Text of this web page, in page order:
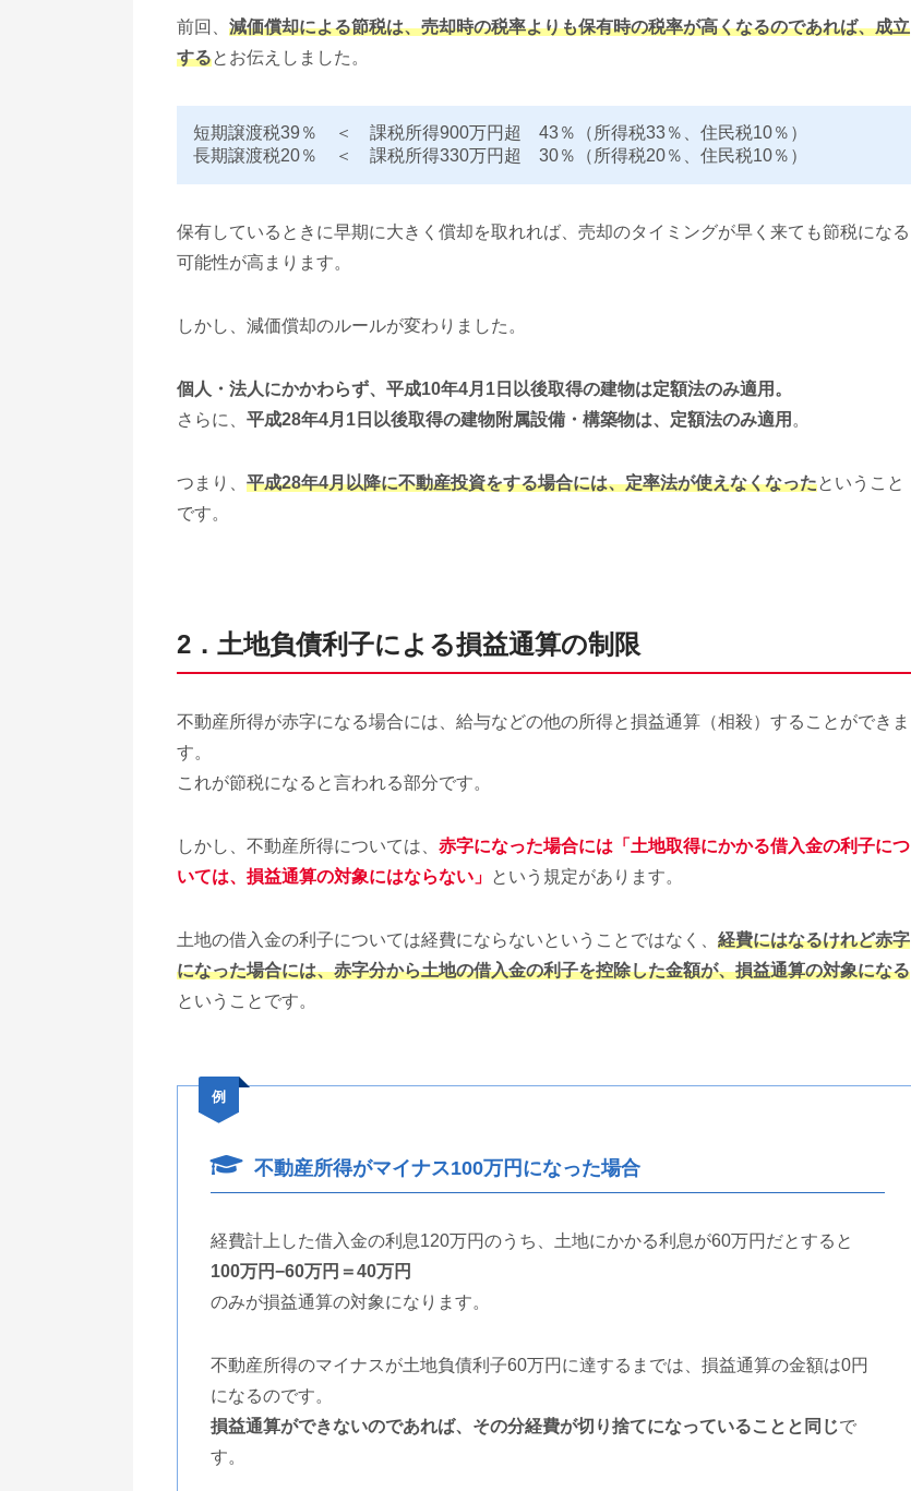
前回、 減価償却による節税は、売却時の税率よりも保有時の税率が高くなるのであれば、成立
するとお伝えしました。
短期譲渡税39％ ＜ 課税所得900万円超 43％（所得税33％、住民税10％）
長期譲渡税20％ ＜ 課税所得330万円超 30％（所得税20％、住民税10％）
保有しているときに早期に大きく償却を取れれば、売却のタイミングが早く来ても節税になる
可能性が高まります。
しかし、減価償却のルールが変わりました。
個人・法人にかかわらず、平成10年4月1日以後取得の建物は定額法のみ適用。
さらに、 平成28年4月1日以後取得の建物附属設備・構築物は、定額法のみ適用 。
つまり、 平成28年4月以降に不動産投資をする場合には、定率法が使えなくなったということ
です。
2．土地負債利子による損益通算の制限
不動産所得が赤字になる場合には、給与などの他の所得と損益通算（相殺）することができま
す。
これが節税になると言われる部分です。
しかし、不動産所得については、 赤字になった場合には「土地取得にかかる借入金の利子につ
いては、損益通算の対象にはならない」 という規定があります。
土地の借入金の利子については経費にならないということではなく、 経費にはなるけれど赤字
になった場合には、赤字分から土地の借入金の利子を控除した金額が、損益通算の対象になる
ということです。
例
不動産所得がマイナス100万円になった場合
経費計上した借入金の利息120万円のうち、土地にかかる利息が60万円だとすると
100万円−60万円＝40万円
のみが損益通算の対象になります。
不動産所得のマイナスが土地負債利子60万円に達するまでは、損益通算の金額は0円
になるのです。
損益通算ができないのであれば、その分経費が切り捨てになっていることと同じで
す。